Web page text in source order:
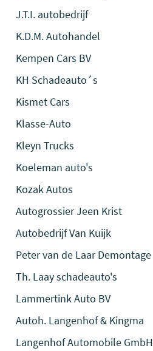
J.T.I. autobedrijf
K.D.M. Autohandel
Kempen Cars BV
KH Schadeauto´s
Kismet Cars
Klasse-Auto
Kleyn Trucks
Koeleman auto's
Kozak Autos
Autogrossier Jeen Krist
Autobedrijf Van Kuijk
Peter van de Laar Demontage
Th. Laay schadeauto's
Lammertink Auto BV
Autoh. Langenhof & Kingma
Langenhof Automobile GmbH